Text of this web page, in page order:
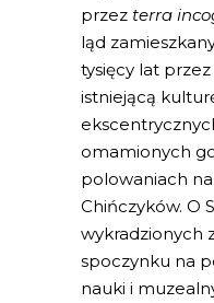
przez terra
ląd
tysięcy lat
istniejącą
omamionych
polowaniach
Chińczyków. O
wykradzionych
spoczynku na
nauki i